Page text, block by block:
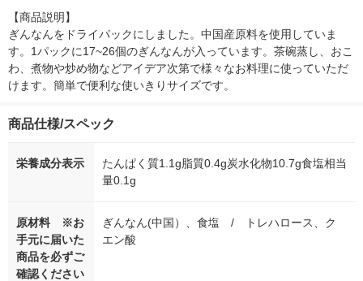
【商品説明】
ぎんなんをドライパックにしました。中国産原料を使用していま
す。1パックに17~26個のぎんなんが入っています。茶碗蒸し、おこ
わ、煮物や炒め物などアイデア次第で様々なお料理に使っていただ
けます。簡単で便利な使いきりサイズです。
商品仕様/スペック
栄養成分表示
たんぱく質1.1g脂質0.4g炭水化物10.7g食塩相当
量0.1g
原材料 ※お
手元に届いた
商品を必ずご
確認ください
ぎんなん(中国）、食塩 / トレハロース、ク
エン酸